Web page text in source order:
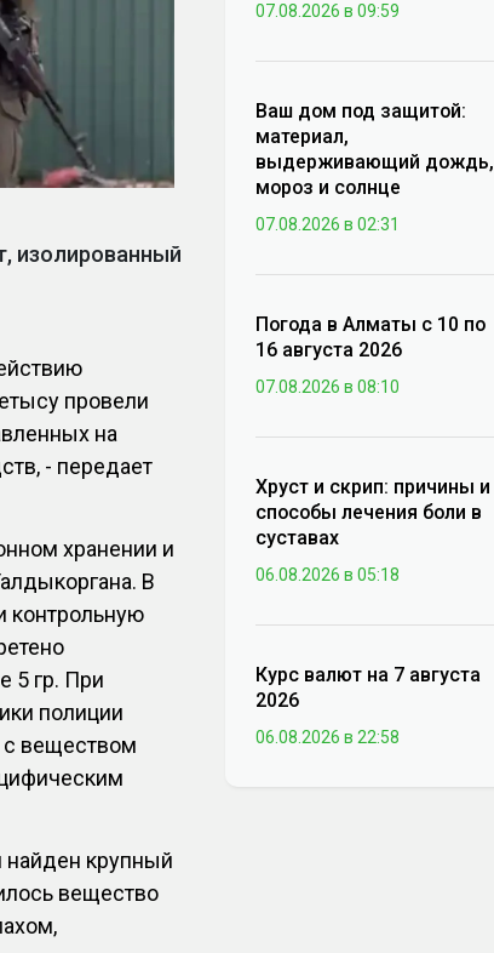
изолированный
провели
на
- передает
хранении и
В
контрольную
5 гр. При
полиции
с веществом
найден крупный
вещество
07.08.2026 в 09:59
Ваш дом под защитой:
материал,
выдерживающий дождь,
мороз и солнце
07.08.2026 в 02:31
Погода в Алматы с 10 по
16 августа 2026
07.08.2026 в 08:10
Хруст и скрип: причины и
способы лечения боли в
суставах
06.08.2026 в 05:18
Курс валют на 7 августа
2026
06.08.2026 в 22:58